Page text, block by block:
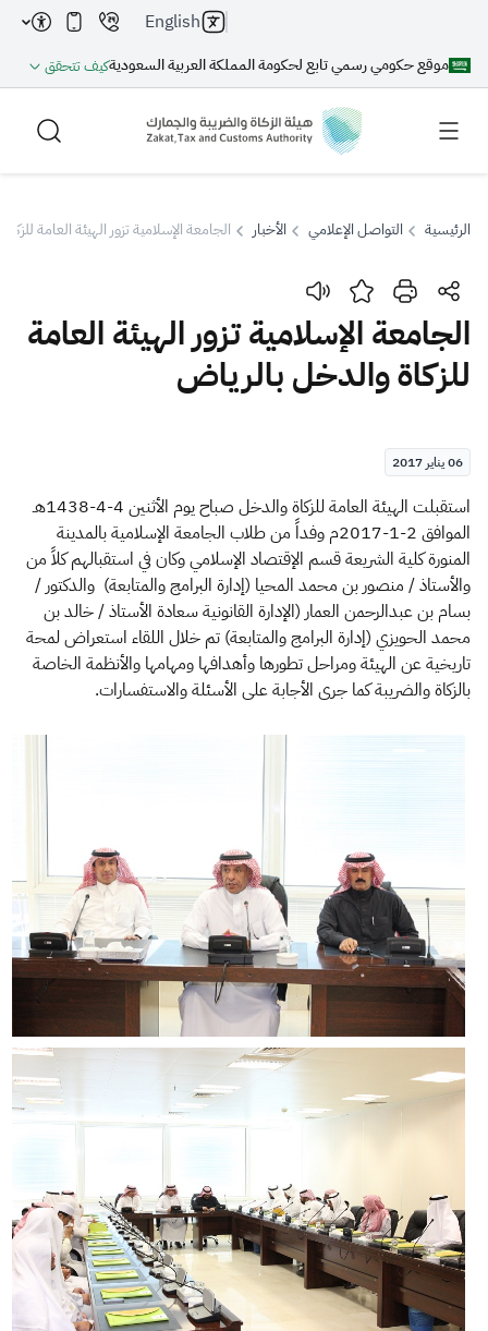
موقع حكومي رسمي تابع لحكومة المملكة العربية السعوديةكيف تتحقق
English
بحث
بحث بحث AI
اقتراحات
الإقرار الضريبي
التصرفات العقارية
الرئيسية التواصل الإعلامي الأخبار الجامعة الإسلامية تزور الهيئة العامة
الجامعة الإسلامية تزور الهيئة العامة
للزكاة والدخل بالرياض
06 يناير 2017
​​استقبلت الهيئة العامة للزكاة والدخل صباح يوم الأثنين 4-4-1438هـ
الموافق 2-1-2017م وفداً من طلاب الجامعة الإسلامية بالمدينة
المنورة كلية الشريعة قسم الإقتصاد الإسلامي وكان في استقبالهم كلاً من
والأستاذ / منصور بن محمد المحيا (إدارة البرامج والمتابعة) والدكتور /
بسام بن عبدالرحمن العمار (الإدارة القانونية سعادة الأستاذ / خالد بن
محمد الحويزي (إدارة البرامج والمتابعة) تم خلال اللقاء استعراض لمحة
تاريخية عن الهيئة ومراحل تطورها وأهدافها ومهامها والأنظمة الخاصة
بالزكاة والضريبة كما جرى الأجابة على الأسئلة والاستفسارات.​